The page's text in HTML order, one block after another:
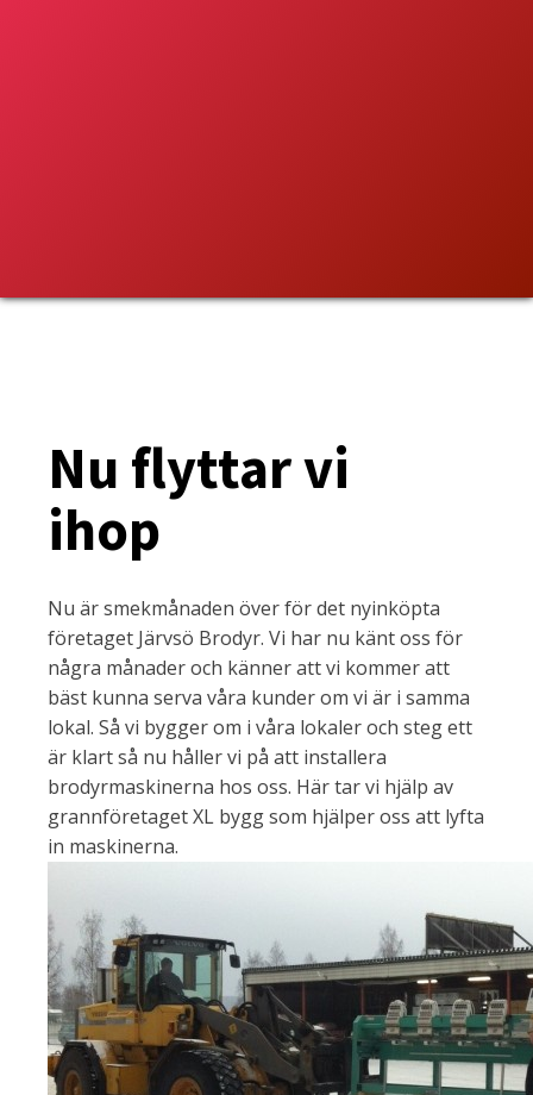
Nu flyttar vi
ihop
Nu är smekmånaden över för det nyinköpta
företaget Järvsö Brodyr. Vi har nu känt oss för
några månader och känner att vi kommer att
bäst kunna serva våra kunder om vi är i samma
lokal. Så vi bygger om i våra lokaler och steg ett
är klart så nu håller vi på att installera
brodyrmaskinerna hos oss. Här tar vi hjälp av
grannföretaget XL bygg som hjälper oss att lyfta
in maskinerna.